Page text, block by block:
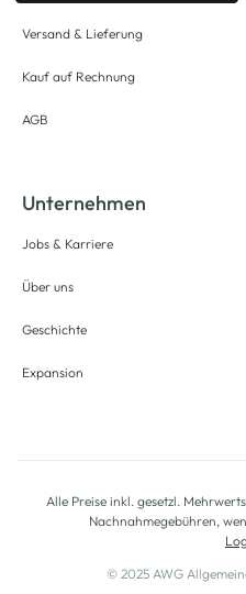
Versand & Lieferung
Kauf auf Rechnung
AGB
Unternehmen
Jobs & Karriere
Über uns
Geschichte
Expansion
Alle Preise inkl. gesetzl.
Nachnahmegebühren,
© 2025 AWG